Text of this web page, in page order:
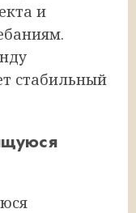
и
стабильный